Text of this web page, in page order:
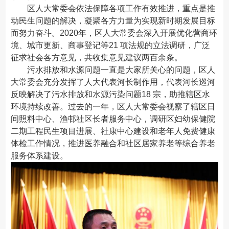
区人大常委会依法保障各项工作有效推进，重点是推
动民生问题的解决，凝聚各方力量为实现新时期发展目标
而努力奋斗。2020年，区人大常委会深入开展优化营商环
境、城市更新、商事登记等21 项法规的立法调研，广泛
征求社会各方意见，共收集意见建议两百余条。
污水排放和水源问题一直是大家所关心的问题，区人
大常委会充分发挥了人大代表河长制作用，代表河长巡河
反映解决了污水排放和水源污染问题18 宗，助推辖区水
环境持续改善。过去的一年，区人大常委会视察了辖区日
间照料中心、渔邨社区长者服务中心，调研区妇幼保健院
二期工程民生项目进展、社康中心建设和老年人免费健康
体检工作情况，推进医养融合和社区居家养老等综合养老
服务体系建设。